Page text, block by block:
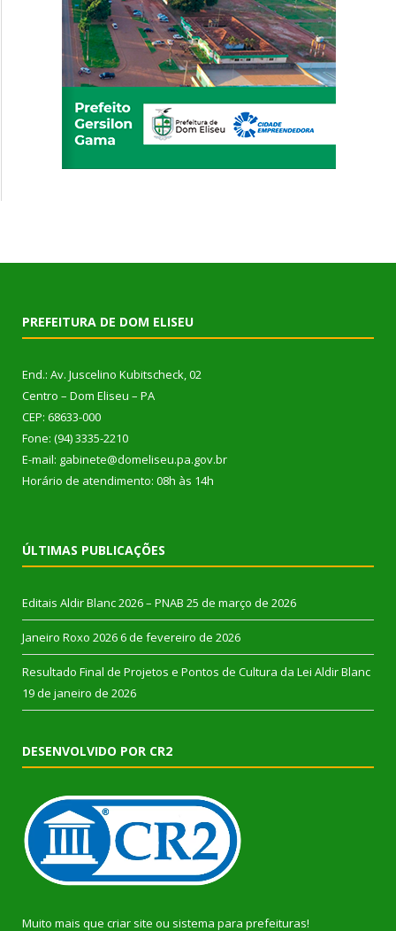
PREFEITURA DE DOM ELISEU
End.: Av. Juscelino Kubitscheck, 02
Centro – Dom Eliseu – PA
CEP: 68633-000
Fone: (94) 3335-2210
E-mail: gabinete@domeliseu.pa.gov.br
Horário de atendimento: 08h às 14h
ÚLTIMAS PUBLICAÇÕES
Editais Aldir Blanc 2026 – PNAB 25 de março de 2026
Janeiro Roxo 2026 6 de fevereiro de 2026
Resultado Final de Projetos e Pontos de Cultura da Lei Aldir Blanc
19 de janeiro de 2026
DESENVOLVIDO POR CR2
Muito mais que criar site ou sistema para prefeituras!